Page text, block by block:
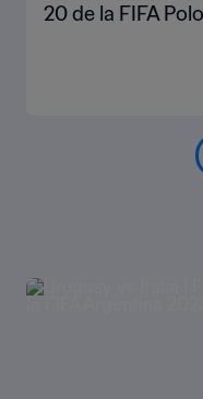
20 de la FIFA